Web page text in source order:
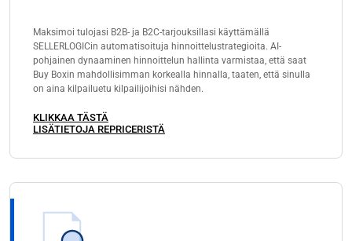
Maksimoi tulojasi B2B- ja B2C-tarjouksillasi käyttämällä
SELLERLOGICin automatisoituja hinnoittelustrategioita. AI-
pohjainen dynaaminen hinnoittelun hallinta varmistaa, että saat
Buy Boxin mahdollisimman korkealla hinnalla, taaten, että sinulla
on aina kilpailuetu kilpailijoihisi nähden.
KLIKKAA TÄSTÄ
LISÄTIETOJA REPRICERISTÄ